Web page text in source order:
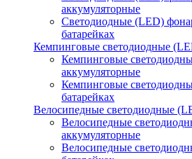
аккумуляторные
Светодиодные (LED)
батарейках
Кемпинговые светодиодные
Кемпинговые
аккумуляторные
Кемпинговые
батарейках
Велосипедные светодиодные
Велосипедные
аккумуляторные
Велосипедные